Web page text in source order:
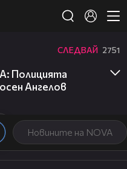
Новините на NOVA
СЛЕДВАЙ 2751
Полицията
Ангелов